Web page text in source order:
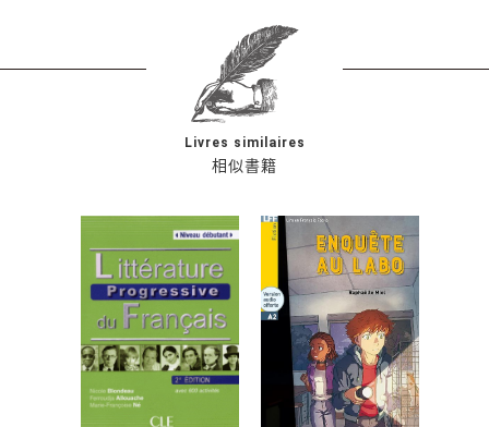
相似書籍
Livres similaires